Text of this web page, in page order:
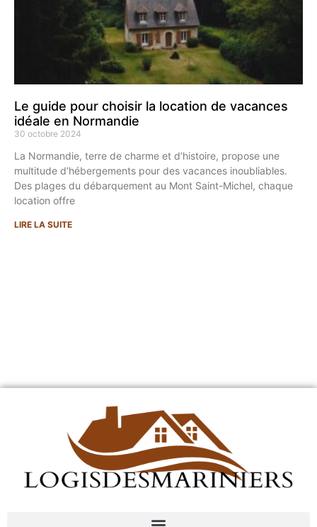
Le guide pour choisir la location de vacances
idéale en Normandie
30 octobre 2024
La Normandie, terre de charme et d’histoire, propose une
multitude d’hébergements pour des vacances inoubliables.
Des plages du débarquement au Mont Saint-Michel, chaque
location offre
LIRE LA SUITE